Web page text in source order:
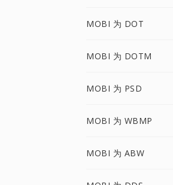
MOBI 为 DOT
MOBI 为 DOTM
MOBI 为 PSD
MOBI 为 WBMP
MOBI 为 ABW